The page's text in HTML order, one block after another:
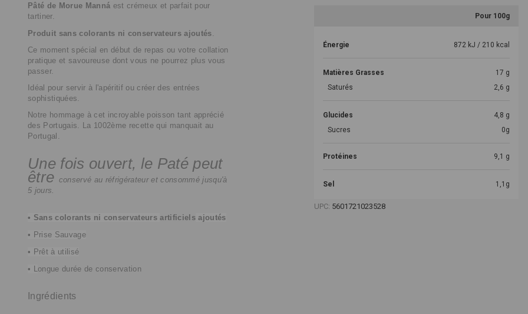
Pâté de Morue Manná est crémeux et parfait pour
tartiner.
Produit sans colorants ni conservateurs ajoutés
Ce moment spécial en début de repas ou votre collation
pratique et savoureuse dont vous ne pourrez plus vous
passer.
Idéal pour servir à l'apéritif ou créer des entrées
sophistiquées.
Notre hommage à cet incroyable poisson tant apprécié
des Portugais. La 1002ème recette qui manquait au
Portugal.
Une fois ouvert, le Paté peut
être conservé au réfrigérateur et consommé jusqu'à
5 jours.
• Sans colorants ni conservateursartificielsajoutés
• Prise Sauvage
• Prêt à utilisé
• L ongue durée de conservation
Ingrédients
Pour 100g
Énergie 872 kJ / 210 kcal
Matières Grasses
17 g
Saturés
2,6 g
Glucides
4,8 g
Sucres
0g
Protéines 9,1 g
Sel 1,1g
UPC: 5601721023528